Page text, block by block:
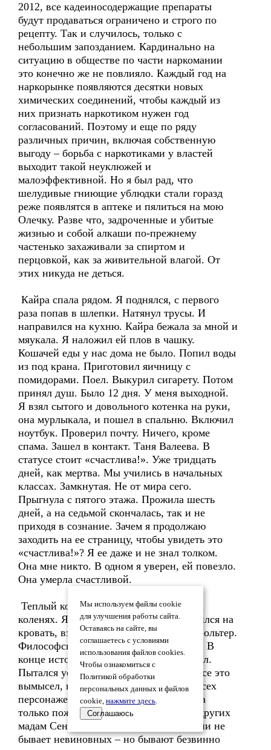
2012, все кадеиносодержащие препараты
будут продаваться ограничено и строго по
рецепту. Так и случилось, только с
небольшим запозданием. Кардинально на
ситуацию в обществе по части наркомании
это конечно же не повлияло. Каждый год на
наркорынке появляются десятки новых
химических соединений, чтобы каждый из
них признать наркотиком нужен год
согласований. Поэтому и еще по ряду
различных причин, включая собственную
выгоду – борьба с наркотиками у властей
выходит такой неуклюжей и
малоэффективной. Но я был рад, что
шелудивые гниющие ублюдки стали горазд
реже появлятся в аптеке и пялиться на мою
Олечку. Разве что, задроченные и убитые
жизнью и собой алкаши по-прежнему
частенько захаживали за спиртом и
перцовкой, как за живительной влагой. От
этих никуда не деться.
Кайра спала рядом. Я поднялся, с первого
раза попав в шлепки. Натянул трусы. И
направился на кухню. Кайра бежала за мной и
мяукала. Я наложил ей плов в чашку.
Кошачей еды у нас дома не было. Попил воды
из под крана. Приготовил яичницу с
помидорами. Поел. Выкурил сигарету. Потом
принял душ. Было 12 дня. У меня выходной.
Я взял сытого и довольного котенка на руки,
она мурлыкала, и пошел в спальню. Включил
ноутбук. Проверил почту. Ничего, кроме
спама. Зашел в контакт. Таня Валеева. В
статусе стоит «счастлива!». Уже тридцать
дней, как мертва. Мы учились в начальных
классах. Замкнутая. Не от мира сего.
Прыгнула с пятого этажа. Прожила шесть
дней, а на седьмой скончалась, так и не
приходя в сознание. Зачем я продолжаю
заходить на ее страницу, чтобы увидеть это
«счастлива!»? Я ее даже и не знал толком.
Она мне никто. В одном я уверен, ей повезло.
Она умерла счастливой.
Теплый комочек вибрировал у меня на
коленях. Я закрыл ноутбук и переместился на
кровать, взяв с собой книгу со стола. Вольтер.
Философские повести. Простодушный. В
конце истории я даже немного поплакал.
Пытался успокоить себя мыслью, что все это
вымысел, но не помогало. В итоге из всех
персонажей тошноту у меня не вызвала
только пожертвовавшая собой во имя других
мадам Сент- Ив. Так оно и есть, в жизни не
бывает невиновных – но бывают безвинно
Мы используем файлы cookie
для улучшения работы сайта.
Оставаясь на сайте, вы
соглашаетесь с условиями
использования файлов cookies.
Чтобы ознакомиться с
Политикой обработки
персональных данных и файлов
cookie, нажмите здесь.
Соглашаюсь